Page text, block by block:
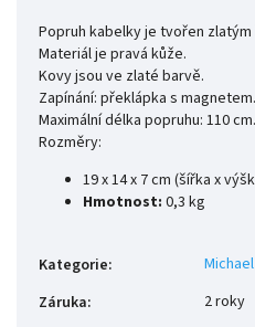
Popruh kabelky je tvořen
Materiál je pravá kůže.
Kovy jsou ve zlaté barvě.
Zapínání: překlápka s magnetem.
Maximální délka popruhu: 110
Rozměry:
19 x 14 x 7 cm (šířka x
Hmotnost: 0,3 kg
Kategorie:
Záruka:
2 roky